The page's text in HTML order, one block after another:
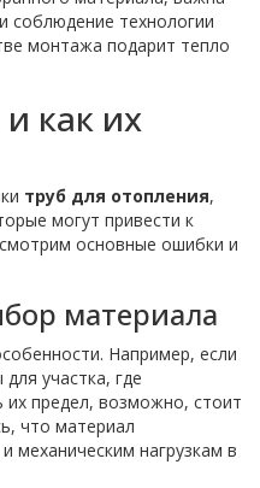
соблюдение технологии
монтажа подарит тепло
как их
труб для отопления,
могут привести к
основные ошибки и
материала
Например, если
участка, где
предел, возможно, стоит
что материал
механическим нагрузкам в